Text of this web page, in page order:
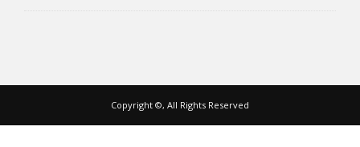
Copyright ©, All Rights Reserved